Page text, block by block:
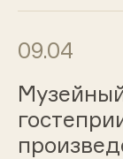
09.04